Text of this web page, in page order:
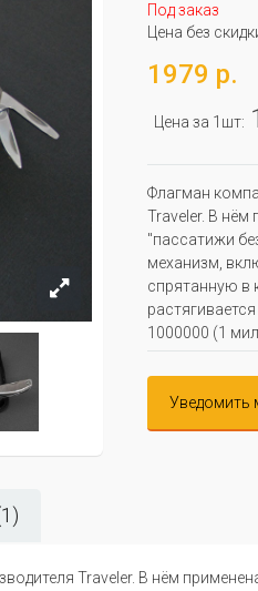
Под заказ
Цена без
1979 р.
Цена за 1шт:
Флагман
Traveler. В нём
"пассатижи
механизм,
спрятанную в
1000000 (1
Уведомить
Traveler. В нём